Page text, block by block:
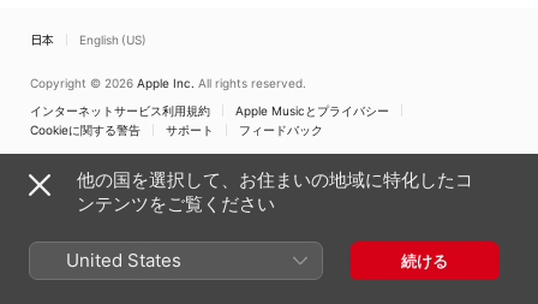
日本 English (US)
Copyright © 2026 Apple Inc. All rights reserved.
インターネットサービス利用規約
Apple Musicとプライバシー
Cookieに関する警告
サポート フィードバック
他の国を選択して、お住まいの地域に特化したコ
ンテンツをご覧ください
United States 続ける